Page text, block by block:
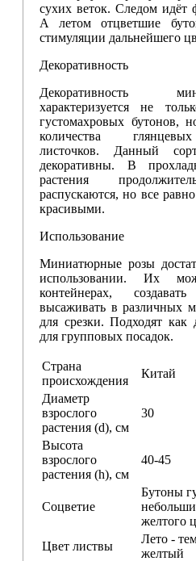
сухих веток. Следом идёт
А летом отцветшие
стимуляции дальнейшего
Декоративность
Декоративность
характеризуется не
густомахровых бутонов,
количества
листочков. Данный
декоративны. В
растения
распускаются, но все
красивыми.
Использование
Миниатюрные розы
использовании. Их
контейнерах,
высаживать в различных
для срезки. Подходят
для групповых посадок.
Страна
происхождения
Китай
Диаметр
взрослого
растения (d), см
30
Высота
взрослого
растения (h), см
40-45
Соцветие
Бутоны
желтого
Цвет листвы
Лето -
желтый